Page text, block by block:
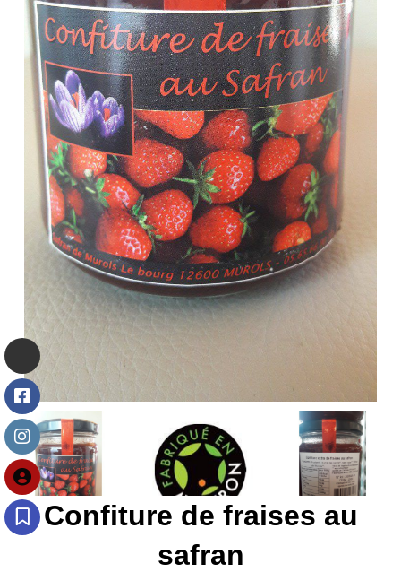
Confiture de fraises au
safran